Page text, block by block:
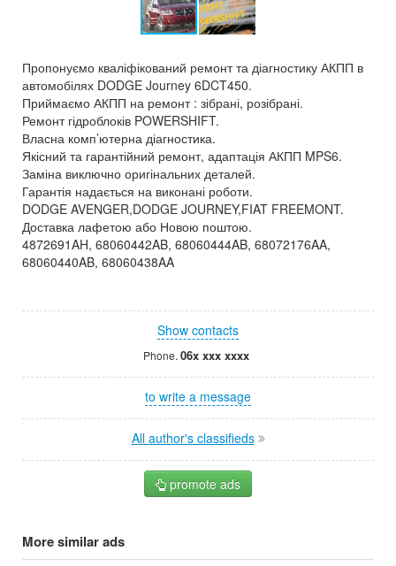
Пропонуємо кваліфікований ремонт та діагностику АКПП в
автомобілях DODGE Journey 6DCT450.
Приймаємо АКПП на ремонт : зібрані, розібрані.
Ремонт гідроблоків POWERSHIFT.
Власна комп’ютерна діагностика.
Якісний та гарантійний ремонт, адаптація АКПП MPS6.
Заміна виключно оригінальних деталей.
Гарантія надається на виконані роботи.
DODGE AVENGER,DODGE JOURNEY,FIAT FREEMONT.
Доставка лафетою або Новою поштою.
4872691AH, 68060442AB, 68060444AB, 68072176AA,
68060440AB, 68060438AA
Show contacts
Phone. 06x xxx xxxx
to write a message
All author's classifieds
promote ads
More similar ads